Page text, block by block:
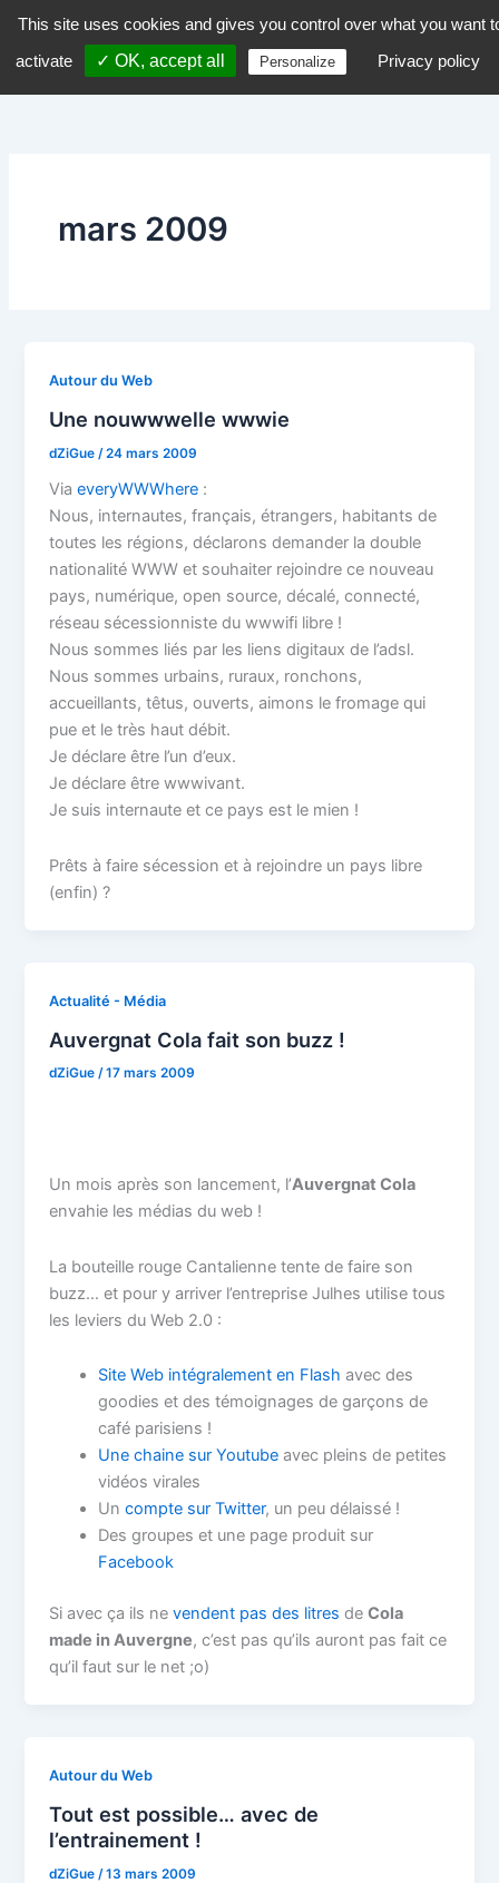
contenu
dZiGue
mars 2009
Autour du Web
Une nouwwwelle wwwie
dZiGue /24 mars 2009
ViaeveryWWWhere :
Nous, internautes, français, étrangers, habitants de
toutes les régions, déclarons demander la double
nationalité WWW et souhaiter rejoindre ce nouveau
pays, numérique, open source, décalé, connecté,
réseau sécessionniste du wwwifi libre !
Nous sommes liés par les liens digitaux de l’adsl.
Nous sommes urbains, ruraux, ronchons,
accueillants, têtus, ouverts, aimons le fromage qui
pue et le très haut débit.
Je déclare être l’un d’eux.
Je déclare être wwwivant.
Je suis internaute et ce pays est le mien !
Prêts à faire sécession et à rejoindre un pays libre
(enfin) ?
Actualité - Média
Auvergnat Cola fait son buzz !
dZiGue/17 mars 2009
Un mois après son lancement, l’Auvergnat Cola
envahie les médias du web !
La bouteille rouge Cantalienne tente de faire son
buzz… et pour y arriver l’entreprise Julhes utilise tous
les leviers du Web 2.0 :
Site Web intégralement en Flash avec des
goodies et des témoignages de garçons de
café parisiens !
Une chaine sur Youtube avec pleins de petites
vidéos virales
Uncompte sur Twitter, un peu délaissé !
Des groupes et une page produit sur
Facebook
Si avec ça ils nevendent pas des litres deCola
made in Auvergne, c’est pas qu’ils auront pas fait ce
qu’il faut sur le net ;o)
Autour du Web
Tout est possible… avec de
l’entrainement !
dZiGue /13 mars 2009
This site uses cookies and gives you control over what you want
activate
✓ OK, accept all Personalize Privacy policy